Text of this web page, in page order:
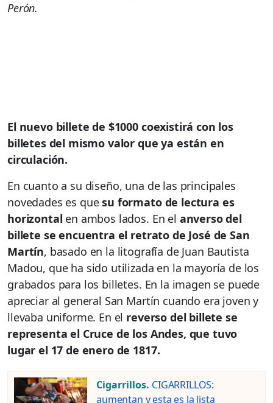
Perón.
El nuevo billete de $1000 coexistirá con los
billetes del mismo valor que ya están en
circulación.
En cuanto a su diseño, una de las principales
novedades es quesu formato de lectura es
horizontal en ambos lados. En el anverso del
billete se encuentra el retrato de José de San
Martín, basado en la litografía de Juan Bautista
Madou, que ha sido utilizada en la mayoría de los
grabados para los billetes. En la imagen se puede
apreciar al general San Martín cuando era joven y
llevaba uniforme. En el reverso del billete se
representa el Cruce de los Andes, que tuvo
lugar el 17 de enero de 1817.
Cigarrillos. CIGARRILLOS:
aumentan y esta es la lista